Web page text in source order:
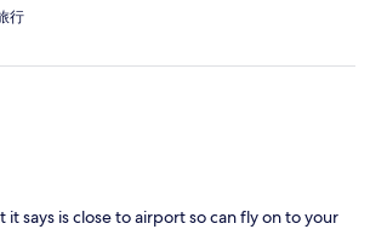
行
it says is close to airport so can fly on to your